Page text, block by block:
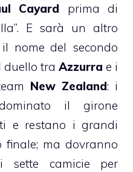
Cayard prima di
E sarà un altro
nome del secondo
duello tra Azzurra e i
New Zealand: i
il girone
e restano i grandi
finale; ma dovranno
sette camicie per